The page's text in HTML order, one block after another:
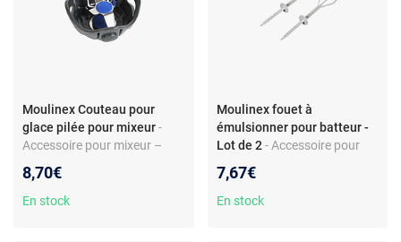
Moulinex Couteau pour
glace pilée pour mixeur-
Accessoire pour mixeur –
Compatible Click & Mix – Réf.
XJ900901 – Modèle
8,70€
En stock
Moulinex fouet à
émulsionner pour batteur -
Lot de 2 - Accessoire pour
HM2118106WA,
HM2501106WA,
7,67€
En stock